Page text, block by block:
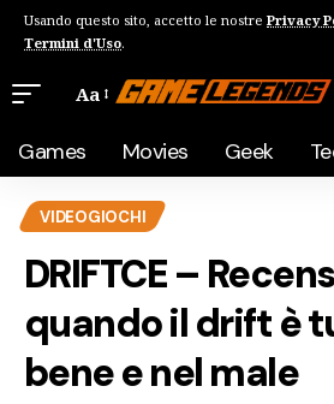
Usando questo sito, accetto le nostre Privacy
Termini d'Uso.
Aa
Games Movies Geek
VIDEOGIOCHI
DRIFTCE –
quando il drift è
bene e nel male